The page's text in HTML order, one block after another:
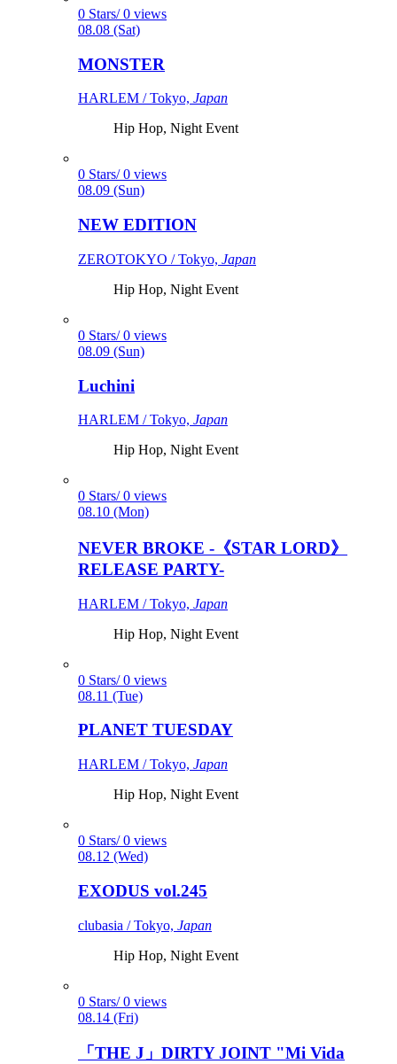
0 Stars/ 0 views
08.08 (Sat)
MONSTER
HARLEM / Tokyo, Japan
Hip Hop, Night Event
0 Stars/ 0 views
08.09 (Sun)
NEW EDITION
ZEROTOKYO / Tokyo, Japan
Hip Hop, Night Event
0 Stars/ 0 views
08.09 (Sun)
Luchini
HARLEM / Tokyo, Japan
Hip Hop, Night Event
0 Stars/ 0 views
08.10 (Mon)
NEVER BROKE -《STAR LORD》
RELEASE PARTY-
HARLEM / Tokyo, Japan
Hip Hop, Night Event
0 Stars/ 0 views
08.11 (Tue)
PLANET TUESDAY
HARLEM / Tokyo, Japan
Hip Hop, Night Event
0 Stars/ 0 views
08.12 (Wed)
EXODUS vol.245
clubasia / Tokyo, Japan
Hip Hop, Night Event
0 Stars/ 0 views
08.14 (Fri)
「THE J」DIRTY JOINT "Mi Vida